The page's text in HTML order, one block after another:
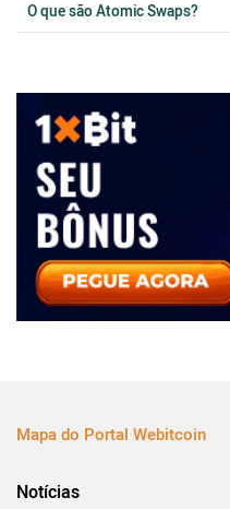
O que são Atomic Swaps?
Mapa do Portal Webitcoin
Notícias